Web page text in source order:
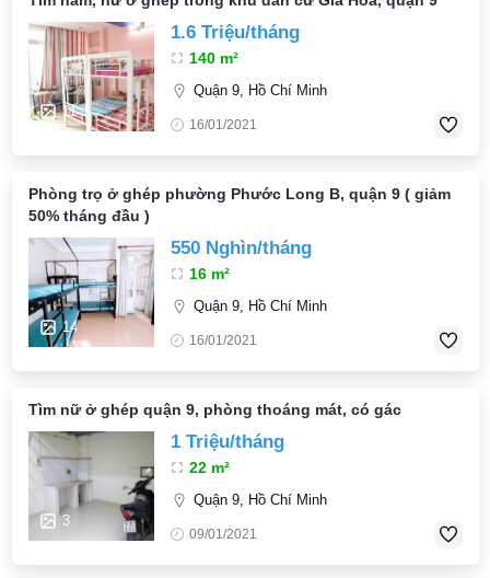
11
1.6 Triệu/tháng
140 m²
Quận 9, Hồ Chí Minh
16/01/2021
Phòng trọ ở ghép phường Phước Long B, quận 9 ( giảm
50% tháng đầu )
14
550 Nghìn/tháng
16 m²
Quận 9, Hồ Chí Minh
16/01/2021
Tìm nữ ở ghép quận 9, phòng thoáng mát, có gác
3
1 Triệu/tháng
22 m²
Quận 9, Hồ Chí Minh
09/01/2021